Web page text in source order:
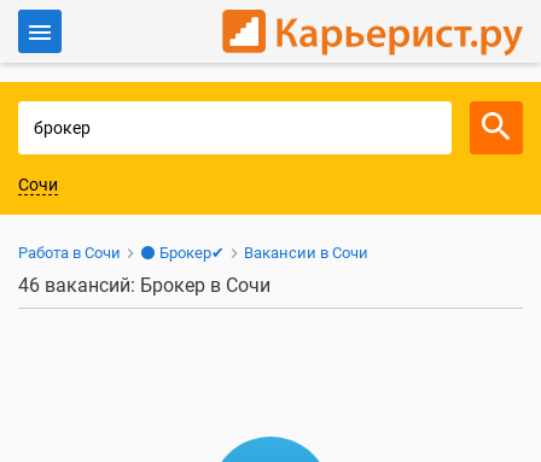
Для работодателей
Сочи
Работа в Сочи ⚫ Брокер✔ Вакансии в Сочи
46 вакансий: Брокер в Сочи